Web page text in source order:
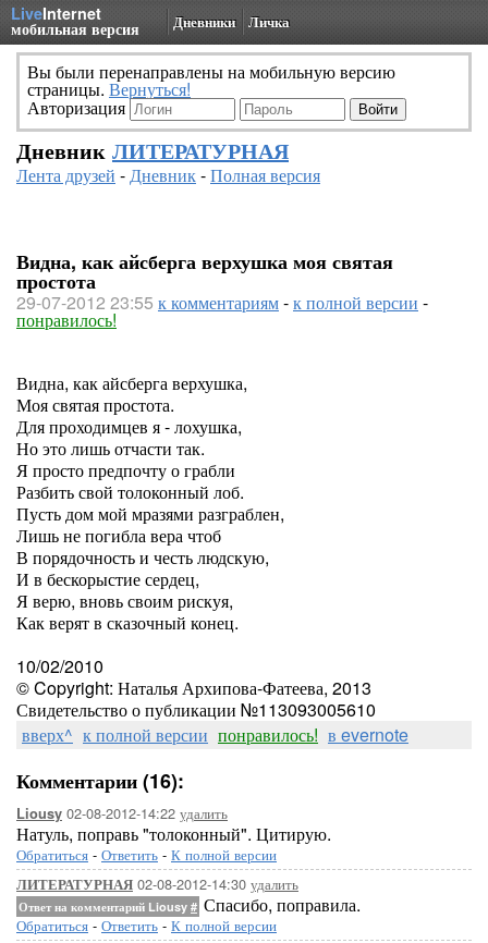
LiveInternet
мобильная версия Дневники Личка
Вы были перенаправлены на мобильную версию
страницы. Вернуться!
Авторизация
Дневник ЛИТЕРАТУРНАЯ
Лента друзей -Дневник-Полная версия
Видна, как айсберга верхушка моя святая
простота
29-07-2012 23:55 к комментариям-к полной версии -
понравилось!
Видна, как айсберга верхушка,
Моя святая простота.
Для проходимцев я - лохушка,
Но это лишь отчасти так.
Я просто предпочту о грабли
Разбить свой толоконный лоб.
Пусть дом мой мразями разграблен,
Лишь не погибла вера чтоб
В порядочность и честь людскую,
И в бескорыстие сердец,
Я верю, вновь своим рискуя,
Как верят в сказочный конец.
10/02/2010
© Copyright: Наталья Архипова-Фатеева, 2013
Свидетельство о публикации №113093005610
вверх^ к полной версии понравилось! в evernote
Комментарии (16):
Liousy 02-08-2012-14:22 удалить
Натуль, поправь "толоконный". Цитирую.
Обратиться - Ответить - К полной версии
ЛИТЕРАТУРНАЯ 02-08-2012-14:30 удалить
Ответ на комментарий Liousy # Спасибо, поправила.
Обратиться - Ответить - К полной версии